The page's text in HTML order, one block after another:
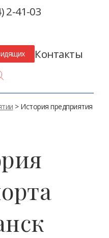
2-41-03
Контакты
> История предприятия